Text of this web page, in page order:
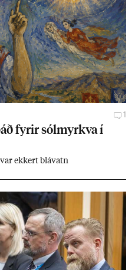
1
fyr­ir sól­myrkva í
ekk­ert blá­vatn